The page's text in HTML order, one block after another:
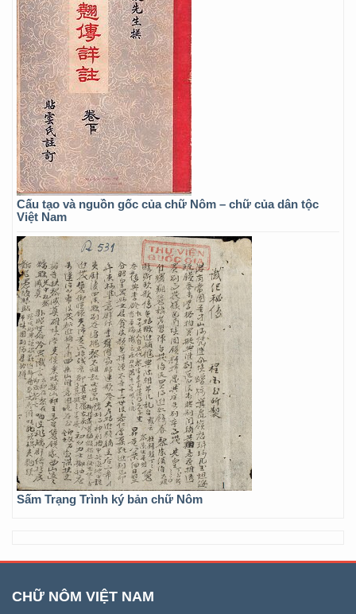
Cấu tạo và nguồn gốc của chữ Nôm – chữ của dân tộc
Việt Nam
Sấm Trạng Trình ký bản chữ Nôm
CHỮ NÔM VIỆT NAM